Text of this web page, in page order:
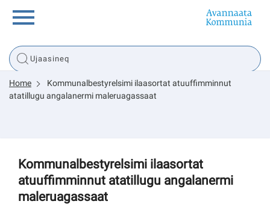
Innuttaasunut
Inuussutissarsiorneq
Tassaarsuaq
Home
Kommunalbestyrelsimi ilaasortat atuuffimminnut
atatillugu angalanermi maleruagassaat
Kommunalbestyrelsimi ilaasortat
atuuffimminnut atatillugu angalanermi
maleruagassaat